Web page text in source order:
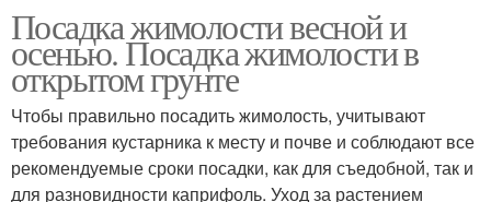
Посадка жимолости весной и
осенью. Посадка жимолости в
открытом грунте
Чтобы правильно посадить жимолость, учитывают
требования кустарника к месту и почве и соблюдают все
рекомендуемые сроки посадки, как для съедобной, так и
для разновидности каприфоль. Уход за растением